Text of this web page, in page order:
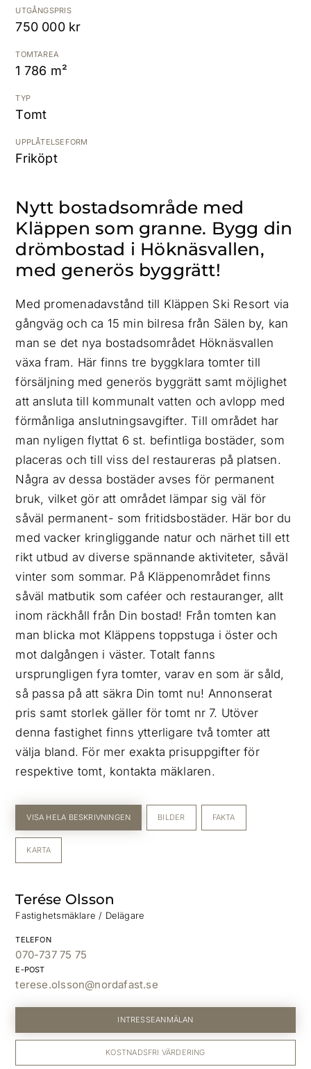
UTGÅNGSPRIS
750 000 kr
TOMTAREA
1 786 m²
TYP
Tomt
UPPLÅTELSEFORM
Friköpt
Nytt bostadsområde med
Kläppen som granne. Bygg din
drömbostad i Höknäsvallen,
med generös byggrätt!
Med promenadavstånd till Kläppen Ski Resort via
gångväg och ca 15 min bilresa från Sälen by, kan
man se det nya bostadsområdet Höknäsvallen
växa fram. Här finns tre byggklara tomter till
försäljning med generös byggrätt samt möjlighet
att ansluta till kommunalt vatten och avlopp med
förmånliga anslutningsavgifter. Till området har
man nyligen flyttat 6 st. befintliga bostäder, som
placeras och till viss del restaureras på platsen.
Några av dessa bostäder avses för permanent
bruk, vilket gör att området lämpar sig väl för
såväl permanent- som fritidsbostäder. Här bor du
med vacker kringliggande natur och närhet till ett
rikt utbud av diverse spännande aktiviteter, såväl
vinter som sommar. På Kläppenområdet finns
såväl matbutik som caféer och restauranger, allt
inom räckhåll från Din bostad! Från tomten kan
man blicka mot Kläppens toppstuga i öster och
mot dalgången i väster. Totalt fanns
ursprungligen fyra tomter, varav en som är såld,
så passa på att säkra Din tomt nu! Annonserat
pris samt storlek gäller för tomt nr 7. Utöver
denna fastighet finns ytterligare två tomter att
välja bland. För mer exakta prisuppgifter för
respektive tomt, kontakta mäklaren.
VISA HELA BESKRIVNINGEN BILDER FAKTA
KARTA
Terése Olsson
Fastighetsmäklare / Delägare
TELEFON
070-737 75 75
E-POST
terese.olsson@nordafast.se
INTRESSEANMÄLAN
KOSTNADSFRI VÄRDERING